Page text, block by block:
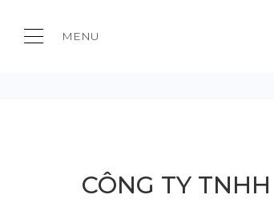
MENU
CÔNG TY